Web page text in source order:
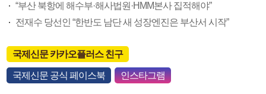
“부산 북항에 해수부·해사법원·HMM본사 집적해야”
전재수 당선인 “한반도 남단 새 성장엔진은 부산서 시작”
국제신문 카카오플러스 친구
국제신문 공식 페이스북 인스타그램